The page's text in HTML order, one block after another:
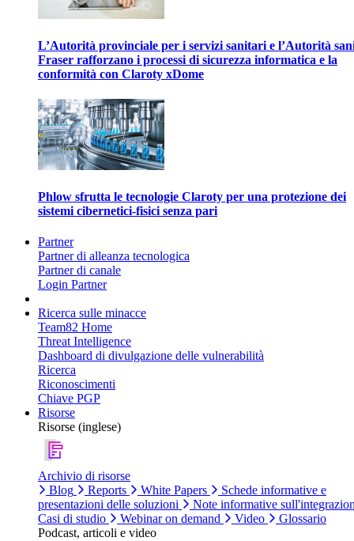
L’Autorità provinciale per i servizi sanitari e l’Autorità
Fraser rafforzano i processi di sicurezza informatica e la
conformità con Claroty xDome
Phlow sfrutta le tecnologie Claroty per una protezione dei
sistemi cibernetici-fisici senza pari
Partner
Partner di alleanza tecnologica
Partner di canale
Login Partner
Ricerca sulle minacce
Team82 Home
Threat Intelligence
Dashboard di divulgazione delle vulnerabilità
Ricerca
Riconoscimenti
Chiave PGP
Risorse
Risorse (inglese)
Archivio di risorse
Blog
Reports White Papers
Schede informative e
presentazioni delle soluzioni
Note informative
Casi di studio
Webinar on demand Video
Glossario
Podcast, articoli e video